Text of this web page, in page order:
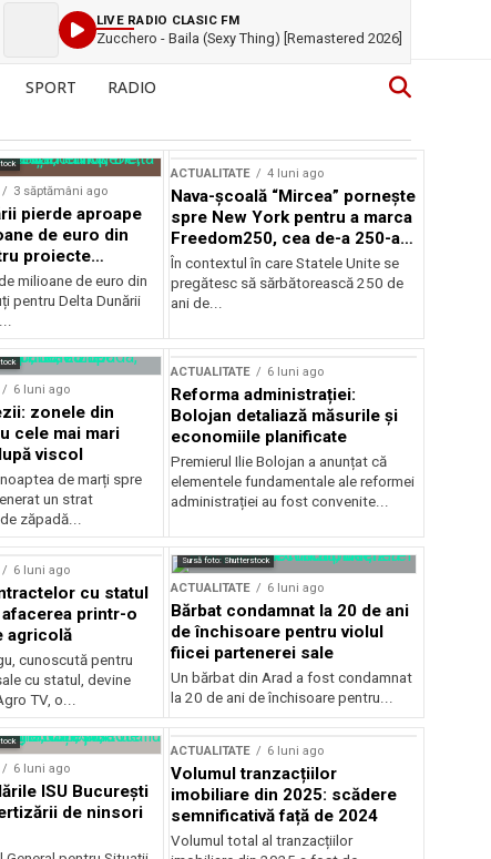
LIVE RADIO CLASIC FM
Zucchero - Baila (Sexy Thing) [Remastered 2026]
SPORT RADIO
3 săptămâni ago
pierde aproape
de euro din
proiecte
milioane de euro din
pentru Delta Dunării
ACTUALITATE 4 luni ago
Nava-școală “Mircea” pornește
spre New York pentru a marca
Freedom250, cea de-a 250-a
aniversare a Statelor Unite
În contextul în care Statele Unite se
pregătesc să sărbătorească 250 de
ani de...
6 luni ago
zonele din
cele mai mari
viscol
de marți spre
un strat
zăpadă...
ACTUALITATE 6 luni ago
Reforma administrației:
Bolojan detaliază măsurile și
economiile planificate
Premierul Ilie Bolojan a anunțat că
elementele fundamentale ale reformei
administrației au fost convenite...
6 luni ago
cu statul
printr-o
agricolă
cunoscută pentru
cu statul, devine
TV, o...
Sursă foto: Shutterstock
ACTUALITATE 6 luni ago
Bărbat condamnat la 20 de ani
de închisoare pentru violul
fiicei partenerei sale
Un bărbat din Arad a fost condamnat
la 20 de ani de închisoare pentru...
6 luni ago
ISU București
de ninsori
ACTUALITATE 6 luni ago
Volumul tranzacțiilor
imobiliare din 2025: scădere
semnificativă față de 2024
Volumul total al tranzacțiilor